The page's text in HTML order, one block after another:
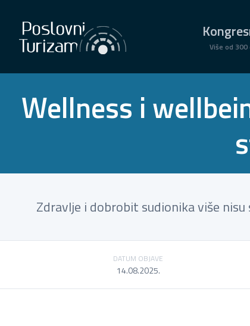
Više od
Wellness i
Zdravlje i dobrobit sudionika više
DATUM OBJAVE
14.08.2025.